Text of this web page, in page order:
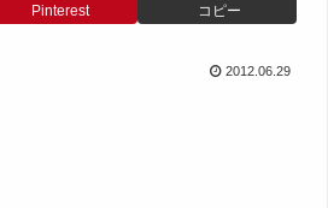
Pinterest コピー
2012.06.29